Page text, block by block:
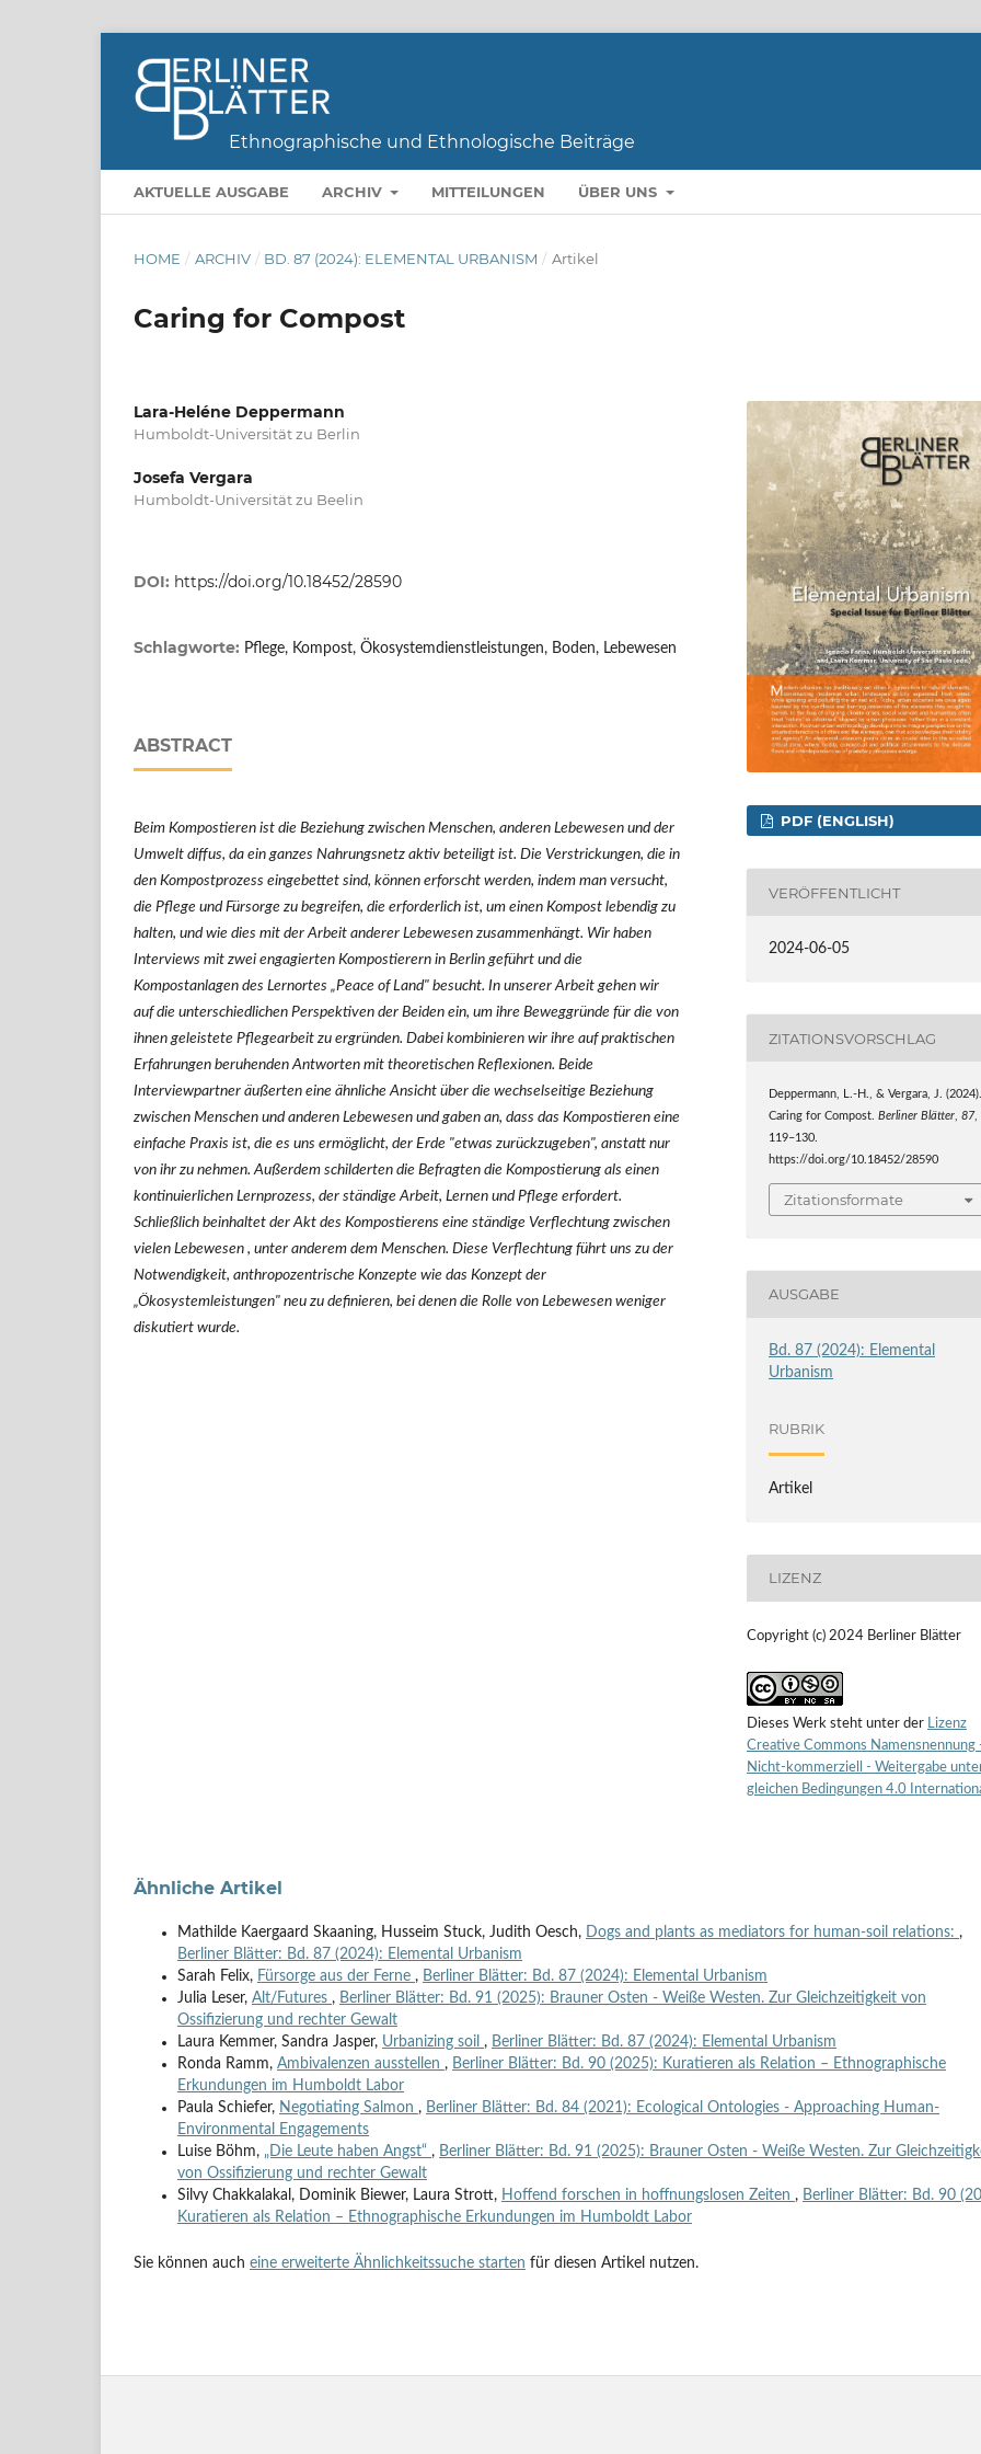
AKTUELLE AUSGABE ARCHIV MITTEILUNGEN ÜBER UNS
HOME / ARCHIV / BD. 87 (2024): ELEMENTAL URBANISM / Artikel
Caring for Compost
Lara-Heléne Deppermann
Humboldt-Universität zu Berlin
Josefa Vergara
Humboldt-Universität zu Beelin
DOI: https://doi.org/10.18452/28590
Schlagworte: Pflege, Kompost, Ökosystemdienstleistungen, Boden, Lebewesen
ABSTRACT
Beim Kompostieren ist die Beziehung zwischen Menschen, anderen Lebewesen und der
Umwelt diffus, da ein ganzes Nahrungsnetz aktiv beteiligt ist. Die Verstrickungen, die in
den Kompostprozess eingebettet sind, können erforscht werden, indem man versucht,
die Pflege und Fürsorge zu begreifen, die erforderlich ist, um einen Kompost lebendig zu
halten, und wie dies mit der Arbeit anderer Lebewesen zusammenhängt. Wir haben
Interviews mit zwei engagierten Kompostierern in Berlin geführt und die
Kompostanlagen des Lernortes „Peace of Land" besucht. In unserer Arbeit gehen wir
auf die unterschiedlichen Perspektiven der Beiden ein, um ihre Beweggründe für die von
ihnen geleistete Pflegearbeit zu ergründen. Dabei kombinieren wir ihre auf praktischen
Erfahrungen beruhenden Antworten mit theoretischen Reflexionen. Beide
Interviewpartner äußerten eine ähnliche Ansicht über die wechselseitige Beziehung
zwischen Menschen und anderen Lebewesen und gaben an, dass das Kompostieren eine
einfache Praxis ist, die es uns ermöglicht, der Erde "etwas zurückzugeben", anstatt nur
von ihr zu nehmen. Außerdem schilderten die Befragten die Kompostierung als einen
kontinuierlichen Lernprozess, der ständige Arbeit, Lernen und Pflege erfordert.
Schließlich beinhaltet der Akt des Kompostierens eine ständige Verflechtung zwischen
vielen Lebewesen , unter anderem dem Menschen. Diese Verflechtung führt uns zu der
Notwendigkeit, anthropozentrische Konzepte wie das Konzept der
„Ökosystemleistungen" neu zu definieren, bei denen die Rolle von Lebewesen weniger
diskutiert wurde.
PDF (ENGLISH)
VERÖFFENTLICHT
2024-06-05
ZITATIONSVORSCHLAG
Deppermann, L.-H., & Vergara, J.
Caring for Compost.Berliner Blätter,87,
119–130.
https://doi.org/10.18452/28590
Zitationsformate
AUSGABE
Bd. 87 (2024): Elemental
Urbanism
RUBRIK
Artikel
LIZENZ
Copyright (c) 2024 Berliner Blätter
Dieses Werk steht unter der Lizenz
Creative Commons Namensnennung
Nicht-kommerziell - Weitergabe
gleichen Bedingungen 4.0
Ähnliche Artikel
Mathilde Kaergaard Skaaning, Husseim Stuck, Judith Oesch, Dogs and plants as mediators for human-soil relations: ,
Berliner Blätter: Bd. 87 (2024): Elemental Urbanism
Sarah Felix, Fürsorge aus der Ferne , Berliner Blätter: Bd. 87 (2024): Elemental Urbanism
Julia Leser, Alt/Futures , Berliner Blätter: Bd. 91 (2025): Brauner Osten - Weiße Westen. Zur Gleichzeitigkeit von
Ossifizierung und rechter Gewalt
Laura Kemmer, Sandra Jasper, Urbanizing soil , Berliner Blätter: Bd. 87 (2024): Elemental Urbanism
Ronda Ramm, Ambivalenzen ausstellen , Berliner Blätter: Bd. 90 (2025): Kuratieren als Relation – Ethnographische
Erkundungen im Humboldt Labor
Paula Schiefer, Negotiating Salmon , Berliner Blätter: Bd. 84 (2021): Ecological Ontologies - Approaching Human-
Environmental Engagements
Luise Böhm, „Die Leute haben Angst“ , Berliner Blätter: Bd. 91 (2025): Brauner Osten - Weiße Westen. Zur
von Ossifizierung und rechter Gewalt
Silvy Chakkalakal, Dominik Biewer, Laura Strott, Hoffend forschen in hoffnungslosen Zeiten , Berliner Blätter: Bd. 90
Kuratieren als Relation – Ethnographische Erkundungen im Humboldt Labor
Sie können auch eine erweiterte Ähnlichkeitssuche starten für diesen Artikel nutzen.